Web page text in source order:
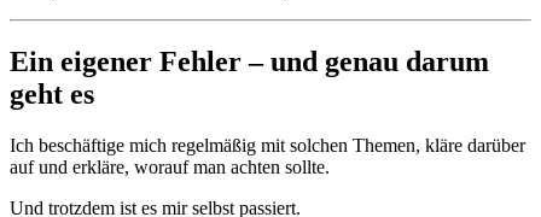
Ein eigener Fehler – und genau darum
geht es
Ich beschäftige mich regelmäßig mit solchen Themen, kläre darüber
auf und erkläre, worauf man achten sollte.
Und trotzdem ist es mir selbst passiert.